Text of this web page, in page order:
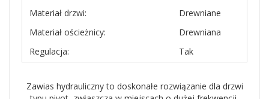
Materiał drzwi:
Drewniane
Materiał ościeżnicy:
Drewniana
Regulacja:
Tak
Zawias hydrauliczny to doskonałe rozwiązanie dla drzwi